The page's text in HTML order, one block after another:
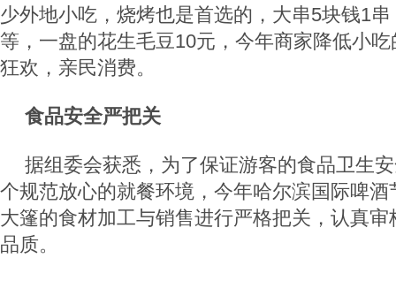
少外地小吃，烧烤也是首选的，大串5块钱1
等，一盘的花生毛豆10元，今年商家降低小
狂欢，亲民消费。
食品安全严把关
据组委会获悉，为了保证游客的食品卫生
个规范放心的就餐环境，今年哈尔滨国际啤
大篷的食材加工与销售进行严格把关，认真
品质。